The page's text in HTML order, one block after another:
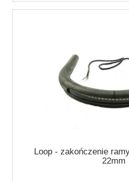
Loop - zakończenie
22mm